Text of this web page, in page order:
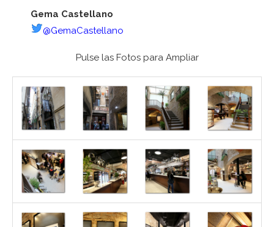
Gema Castellano
@GemaCastellano
Pulse las Fotos para Ampliar